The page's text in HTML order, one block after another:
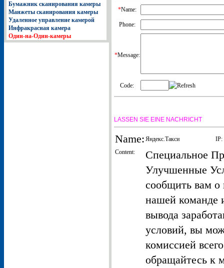
Бумажник сканирования камеры
Манжеты сканирования камеры
Удаленное управление камерой
Инфракрасная камера
Один-на-Один-камеры
*Name:
Phone:
*Message:
Code:
LASSEN SIE EINE NACHRICHT
Name: Яндекс.Такси
IP:
Content:
Специальное
Улучшенные
сообщить вам о
нашей команде
вывода
условий, вы
комиссией
обращайтесь к